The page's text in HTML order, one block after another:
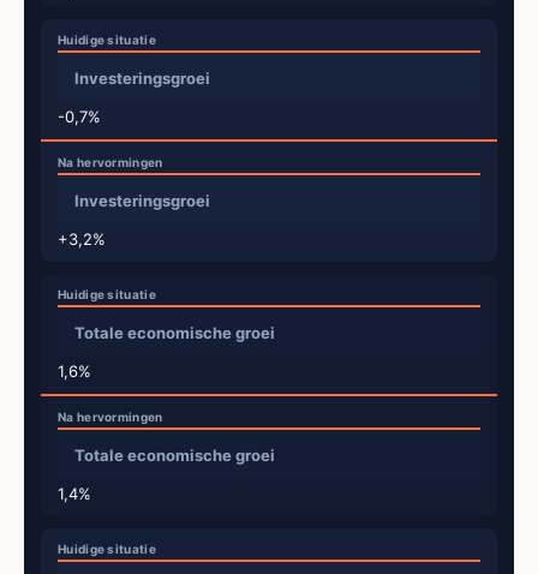
Investeringsgroei
-0,7%
Investeringsgroei
+3,2%
Totale economische groei
1,6%
Totale economische groei
1,4%